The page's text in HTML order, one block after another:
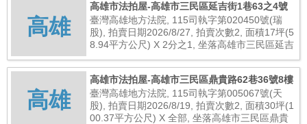
高雄
高雄市法拍屋-高雄市三民區延吉街1巷63之4號
臺灣高雄地方法院, 115司執字第020450號(瑞
股), 拍賣日期2026/8/27, 拍賣次數2, 面積17坪(5
8.94平方公尺) X 2分之1, 坐落高雄市三民區延吉
高雄
高雄市法拍屋-高雄市三民區鼎貴路62巷36號8樓
臺灣高雄地方法院, 115司執字第005067號(天
股), 拍賣日期2026/8/19, 拍賣次數2, 面積30坪(1
00.37平方公尺) X 全部, 坐落高雄市三民區鼎貴